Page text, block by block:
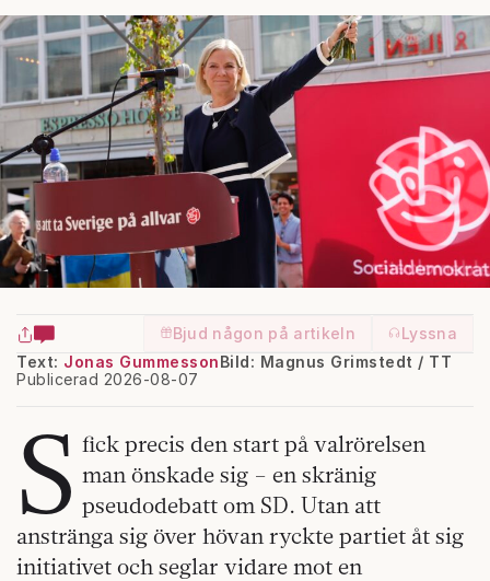
Bjud någon på artikeln
Lyssna
Text: Jonas Gummesson
Publicerad 2026-08-07
Bild: Magnus Grimstedt / TT
S fick precis den start på valrörelsen
man önskade sig – en skränig
pseudodebatt om SD. Utan att
anstränga sig över hövan ryckte partiet åt sig
initiativet och seglar vidare mot en